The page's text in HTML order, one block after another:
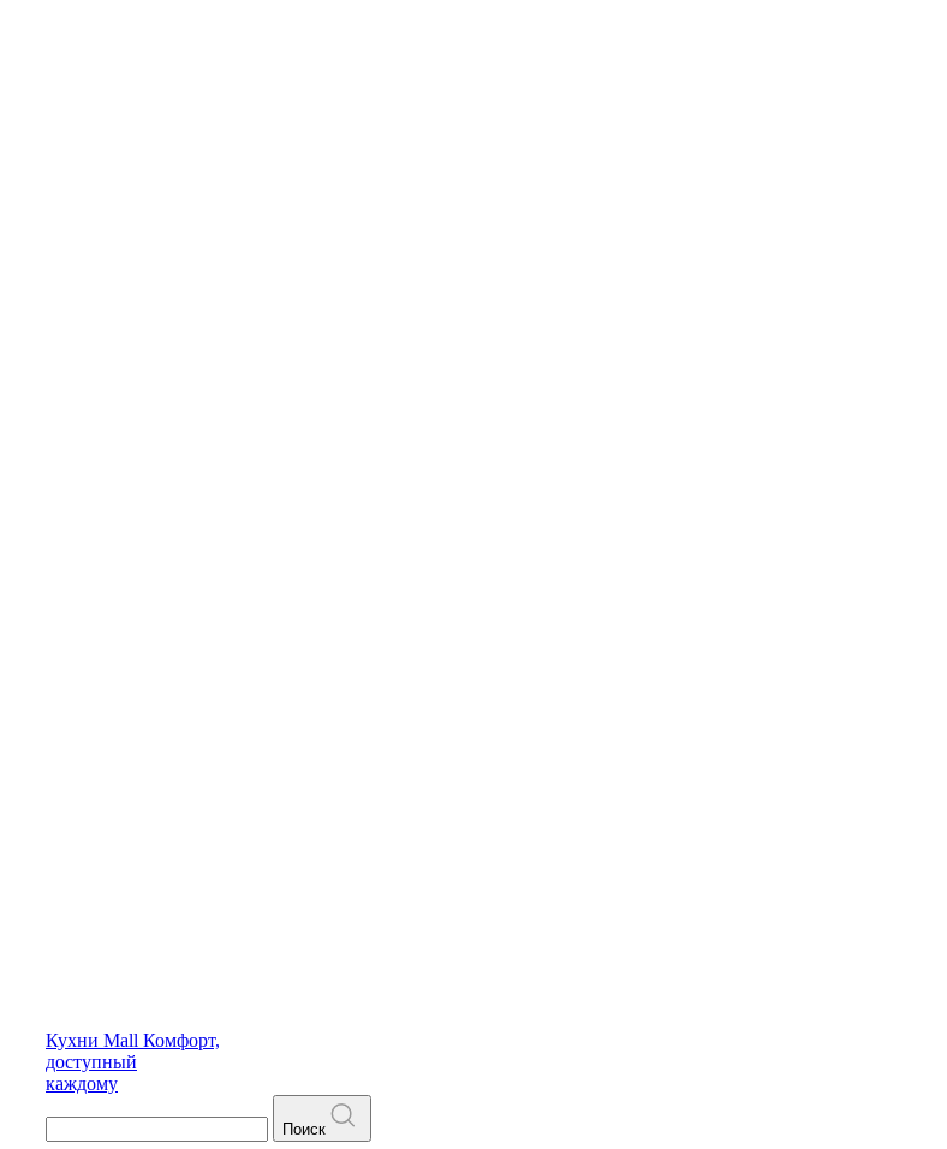
Кухни Mall Комфорт,
доступный
каждому
Поиск